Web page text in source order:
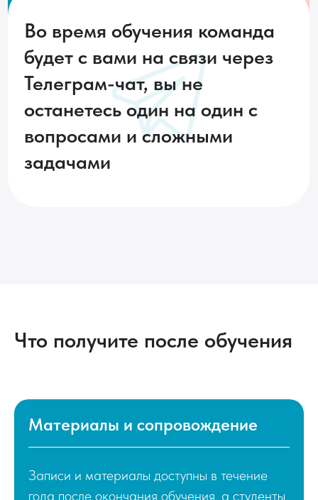
Что получите после обучения
Материалы и сопровождение
Записи и материалы доступны в течение
года после окончания обучения, а студенты